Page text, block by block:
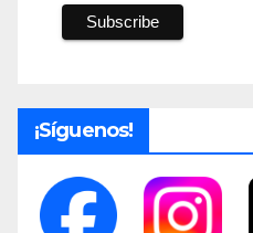
¡Síguenos!